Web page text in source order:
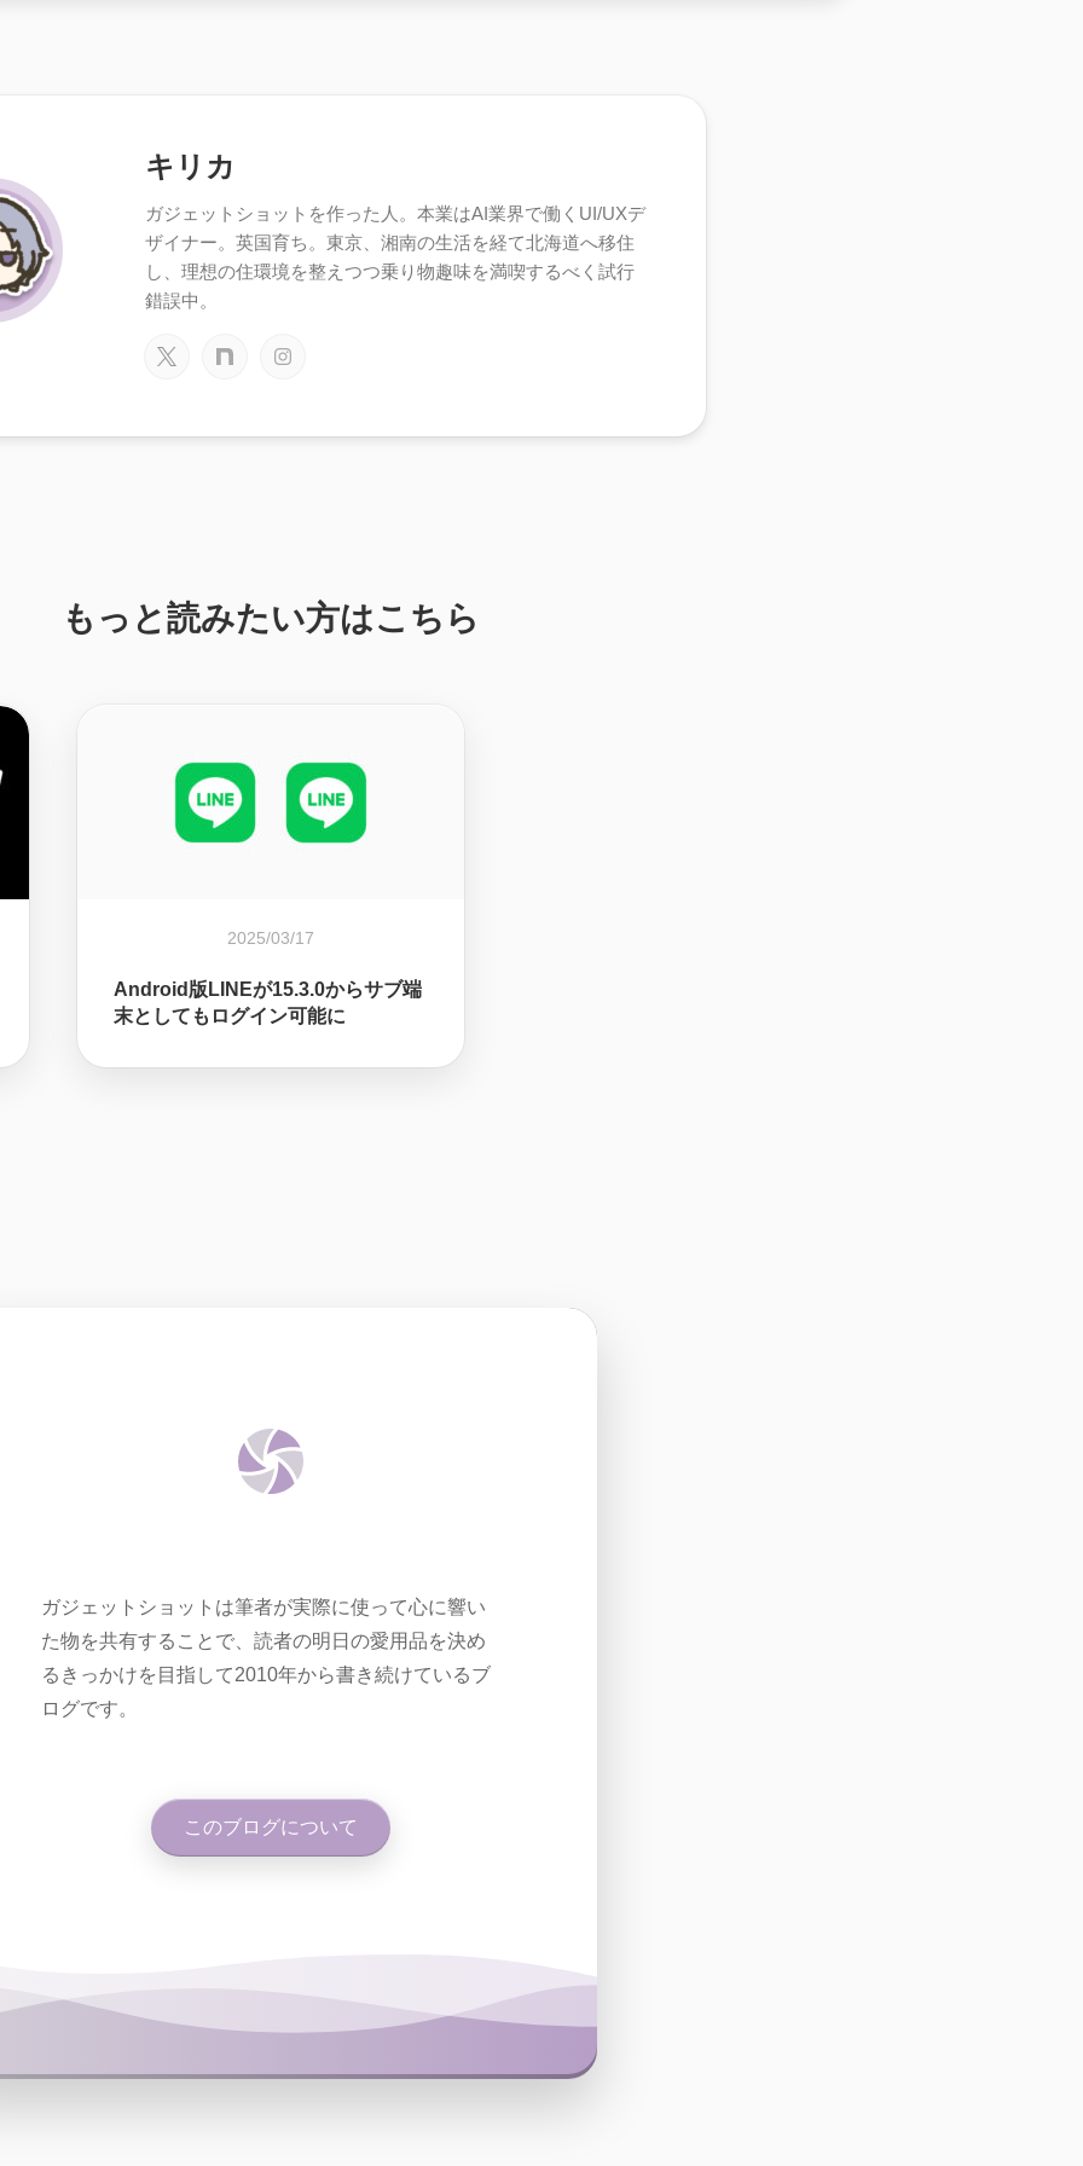
キリカ
ガジェットショットを作った人。本業はAI業界で働くUI/UXデ
ザイナー。英国育ち。東京、湘南の生活を経て北海道へ移住
し、理想の住環境を整えつつ乗り物趣味を満喫するべく試行
錯誤中。
もっと読みたい方はこちら
2025/03/17
Android版LINEが15.3.0からサブ端
末としてもログイン可能に
ガジェットショットは筆者が実際に使って心に響い
た物を共有することで、読者の明日の愛用品を決め
るきっかけを目指して2010年から書き続けているブ
ログです。
このブログについて